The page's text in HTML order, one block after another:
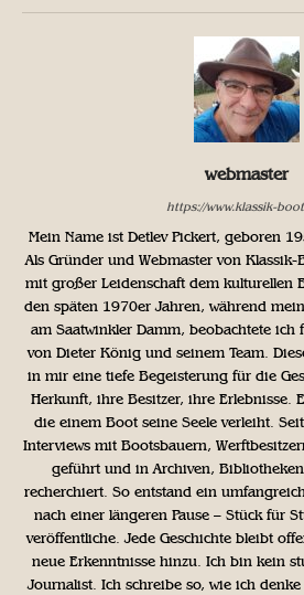
webmaster
https://www.klassik-
Mein Name ist Detlev Pickert, geboren
Als Gründer und Webmaster von
mit großer Leidenschaft dem kulturellen
den späten 1970er Jahren, während
am Saatwinkler Damm, beobachtete ich
von Dieter König und seinem Team.
in mir eine tiefe Begeisterung für die
Herkunft, ihre Besitzer, ihre Erlebnisse.
die einem Boot seine Seele verleiht.
Interviews mit Bootsbauern,
geführt und in Archiven,
recherchiert. So entstand ein
nach einer längeren Pause – Stück für
veröffentliche. Jede Geschichte bleibt
neue Erkenntnisse hinzu. Ich bin kein
Journalist. Ich schreibe so, wie ich